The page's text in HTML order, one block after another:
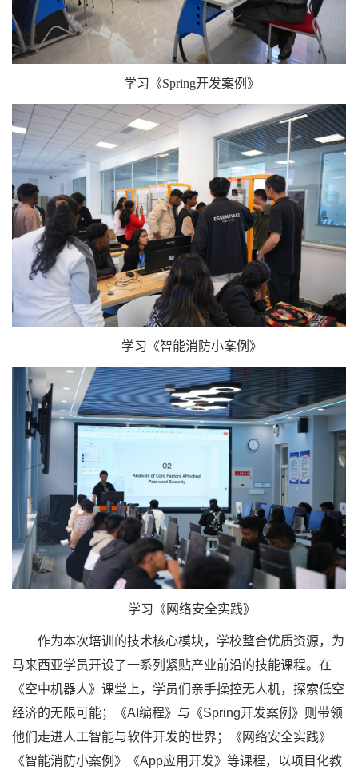
学习《Spring开发案例》
学习《智能消防小案例》
学习《网络安全实践》
作为本次培训的技术核心模块，学校整合优质资源，为
马来西亚学员开设了一系列紧贴产业前沿的技能课程。在
《空中机器人》课堂上，学员们亲手操控无人机，探索低空
经济的无限可能；《AI编程》与《Spring开发案例》则带领
他们走进人工智能与软件开发的世界；《网络安全实践》
《智能消防小案例》《App应用开发》等课程，以项目化教